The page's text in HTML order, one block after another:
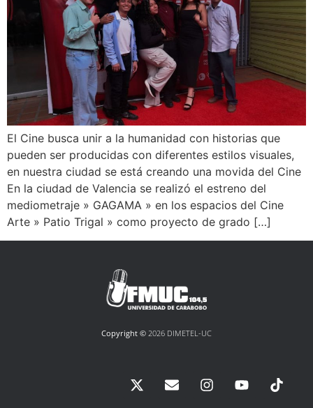
El Cine busca unir a la humanidad con historias que
pueden ser producidas con diferentes estilos visuales,
en nuestra ciudad se está creando una movida del Cine
En la ciudad de Valencia se realizó el estreno del
mediometraje » GAGAMA » en los espacios del Cine
Arte » Patio Trigal » como proyecto de grado […]
Copyright © 2026 DIMETEL-UC